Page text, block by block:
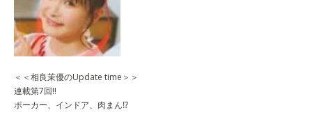
＜＜相良茉優のUpdate time＞＞
連載第7回‼
ポーカー、インドア、肉まん⁉